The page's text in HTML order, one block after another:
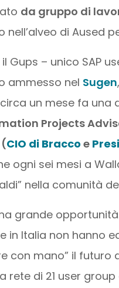
da gruppo di
nell’alveo di Aused
Gups – unico SAP
ammesso nel Sugen
circa un mese fa una
Projects
CIO di Bracco e
ogni sei mesi a
nella comunità
grande
in Italia non hanno
mano” il futuro
rete di 21 user